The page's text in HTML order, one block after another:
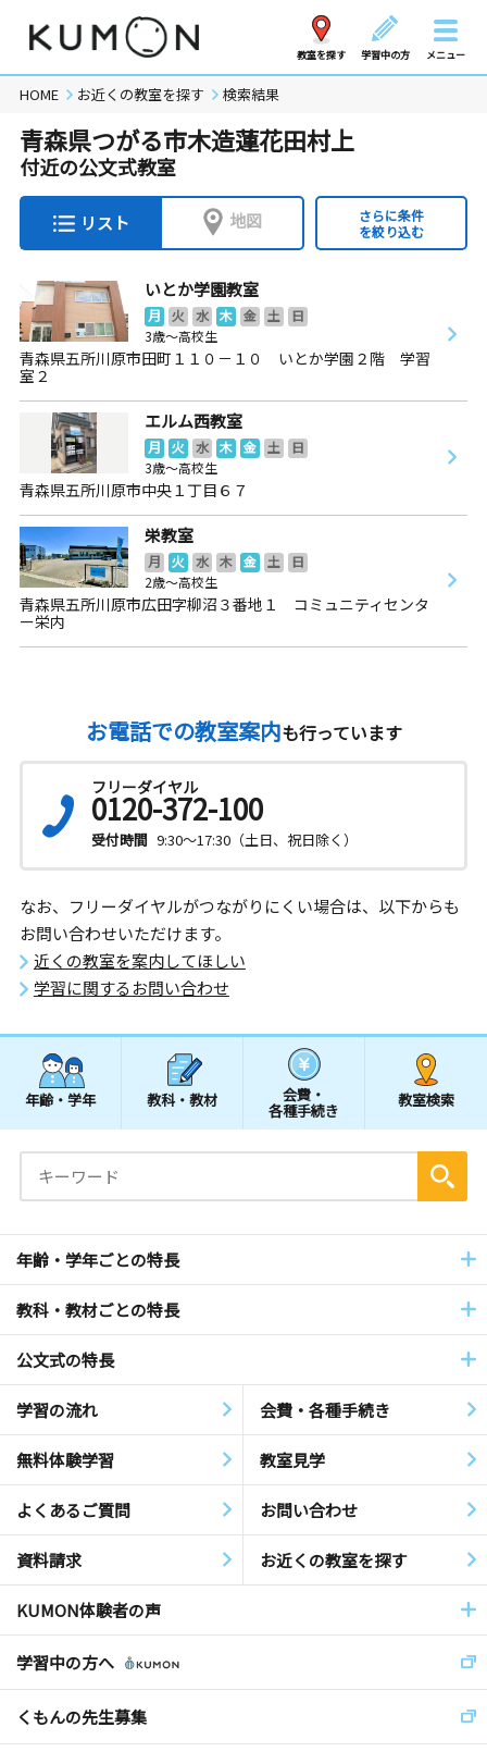
教室を探す 学習中の方 メニュー
HOME お近くの教室を探す 検索結果
青森県つがる市木造蓮花田村上
付近の公文式教室
リスト 地図
さらに条件
を絞り込む
いとか学園教室
月 火 水 木 金 土
日
3歳～高校生
青森県五所川原市田町１１０－１０ いとか学園２階 学習
室２
エルム西教室
月 火 水 木 金 土
日
3歳～高校生
青森県五所川原市中央１丁目６７
栄教室
月 火 水 木 金 土
日
2歳～高校生
青森県五所川原市広田字柳沼３番地１ コミュニティセンタ
ー栄内
お電話での教室案内も行っています
フリーダイヤル
0120-372-100
受付時間 9:30～17:30（土日、祝日除く）
なお、フリーダイヤルがつながりにくい場合は、以下からも
お問い合わせいただけます。
近くの教室を案内してほしい
学習に関するお問い合わせ
年齢・学年 教科・教材 会費・
各種手続き
教室検索
年齢・学年ごとの特長
教科・教材ごとの特長
公文式の特長
学習の流れ 会費・各種手続き
無料体験学習 教室見学
よくあるご質問 お問い合わせ
資料請求 お近くの教室を探す
KUMON体験者の声
学習中の方へ
くもんの先生募集